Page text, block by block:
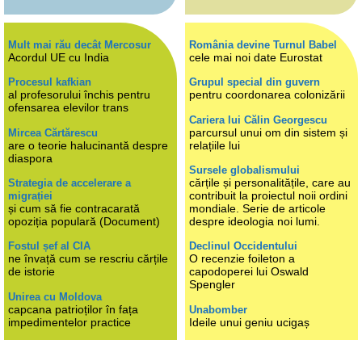
Mult mai rău decât Mercosur
Acordul UE cu India
Procesul kafkian
al profesorului închis pentru
ofensarea elevilor trans
Mircea Cărtărescu
are o teorie halucinantă despre
diaspora
Strategia de accelerare a
migrației
și cum să fie contracarată
opoziția populară (Document)
Fostul șef al CIA
ne învață cum se rescriu cărțile
de istorie
Unirea cu Moldova
capcana patrioților în fața
impedimentelor practice
România devine Turnul Babel
cele mai noi date Eurostat
Grupul special din guvern
pentru coordonarea colonizării
Cariera lui Călin Georgescu
parcursul unui om din sistem și
relațiile lui
Sursele globalismului
cărțile și personalitățile, care au
contribuit la proiectul noii ordini
mondiale. Serie de articole
despre ideologia noi lumi.
Declinul Occidentului
O recenzie foileton a
capodoperei lui Oswald
Spengler
Unabomber
Ideile unui geniu ucigaș